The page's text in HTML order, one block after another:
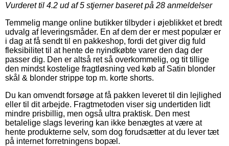
Vurderet til 4.2 ud af 5 stjerner baseret på 28 anmeldelser
Temmelig mange online butikker tilbyder i øjeblikket et bredt
udvalg af leveringsmåder. En af dem der er mest populær er
i dag at få sendt til en pakkeshop, fordi det giver dig fuld
fleksibilitet til at hente de nyindkøbte varer den dag der
passer dig. Den er altså ret så overkommelig, og tit tillige
den mindst kostelige fragtløsning ved køb af Satin blonder
skål & blonder strippe top m. korte shorts.
Du kan omvendt forsøge at få pakken leveret til din lejlighed
eller til dit arbejde. Fragtmetoden viser sig undertiden lidt
mindre prisbillig, men også ultra praktisk. Den mest
betalelige slags levering kan ikke benægtes at være at
hente produkterne selv, som dog forudsætter at du lever tæt
på internet forretningens bopæl.